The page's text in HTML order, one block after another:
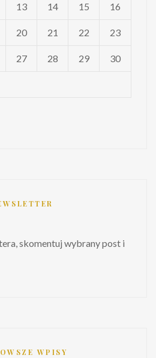
13 14 15 16
20 21 22 23
27 28 29 30
skomentuj wybrany post i
WPISY